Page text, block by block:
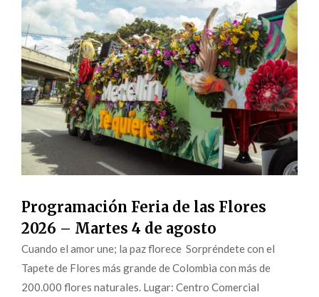
Programación Feria de las Flores
2026 – Martes 4 de agosto
Cuando el amor une; la paz florece Sorpréndete con el
Tapete de Flores más grande de Colombia con más de
200.000 flores naturales. Lugar: Centro Comercial